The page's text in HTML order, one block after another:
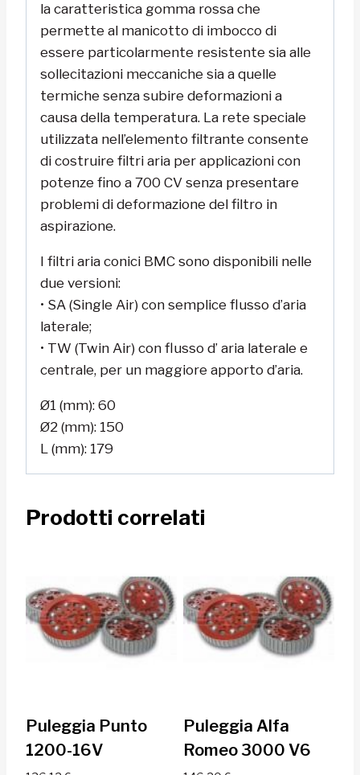
la caratteristica gomma rossa che
permette al manicotto di imbocco di
essere particolarmente resistente sia alle
sollecitazioni meccaniche sia a quelle
termiche senza subire deformazioni a
causa della temperatura. La rete speciale
utilizzata nell’elemento filtrante consente
di costruire filtri aria per applicazioni con
potenze fino a 700 CV senza presentare
problemi di deformazione del filtro in
aspirazione.
I filtri aria conici BMC sono disponibili nelle
due versioni:
• SA (Single Air) con semplice flusso d’aria
laterale;
• TW (Twin Air) con flusso d’ aria laterale e
centrale, per un maggiore apporto d’aria.
Ø1 (mm): 60
Ø2 (mm): 150
L (mm): 179
Prodotti correlati
Puleggia Punto
1200-16V
Puleggia Alfa
Romeo 3000 V6